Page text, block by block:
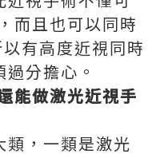
而且也可以同時
有高度近視同時
分擔心。
能做激光近視手
類，一類是激光